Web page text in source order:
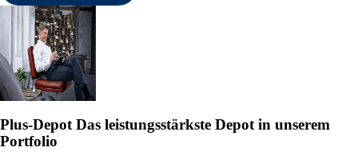
Plus-Depot Das leistungsstärkste Depot in unserem
Portfolio